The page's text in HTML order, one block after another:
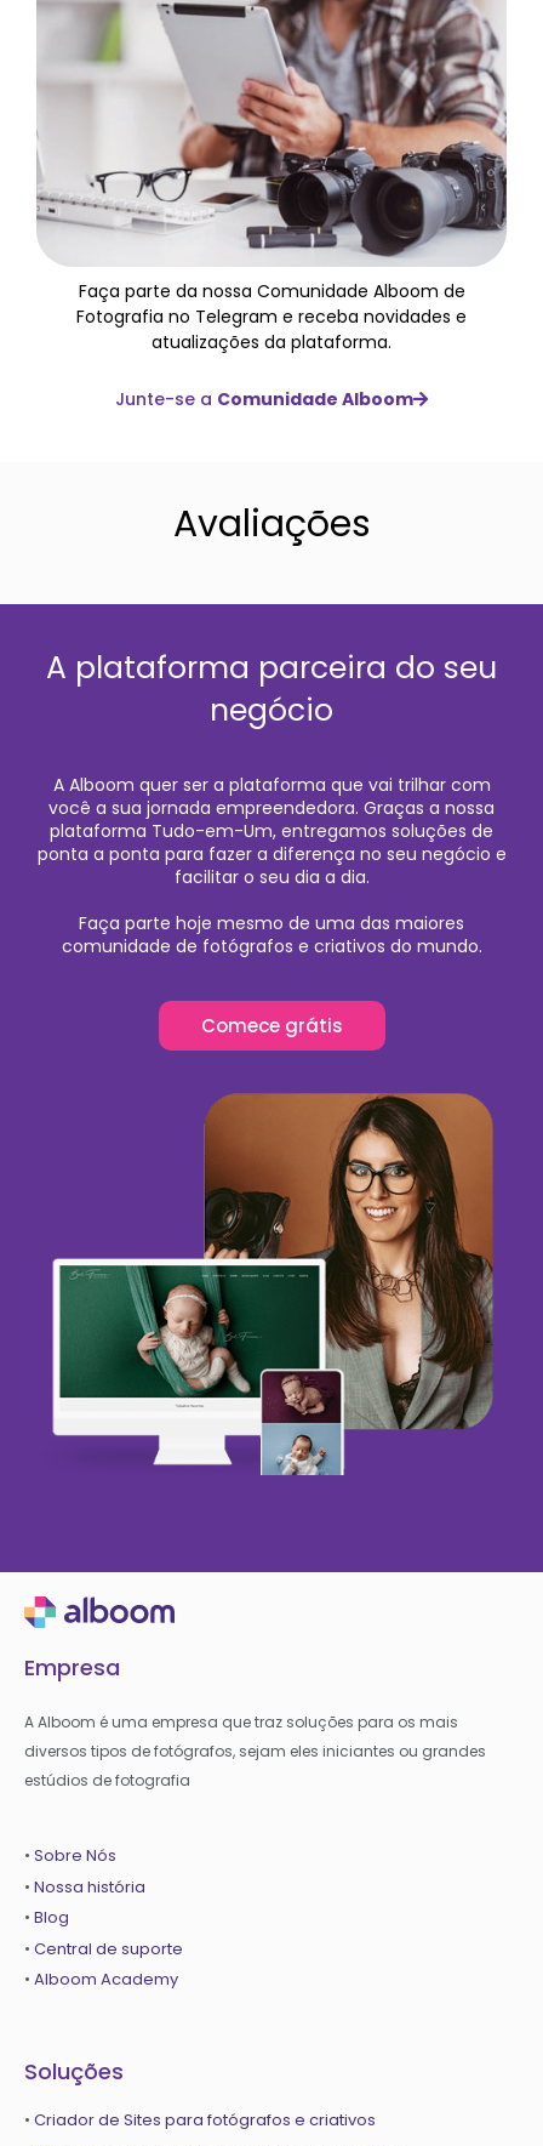
Faça parte da nossa Comunidade Alboom de
Fotografia no Telegram e receba novidades e
atualizações da plataforma.
Junte-se a Comunidade Alboom
Avaliações
A plataforma parceira do seu
negócio
A Alboom quer ser a plataforma que vai trilhar com
você a sua jornada empreendedora. Graças a nossa
plataforma Tudo-em-Um, entregamos soluções de
ponta a ponta para fazer a diferença no seu negócio e
facilitar o seu dia a dia.
Faça parte hoje mesmo de uma das maiores
comunidade de fotógrafos e criativos do mundo.
Comece grátis
Empresa
A Alboom é uma empresa que traz soluções para os mais
diversos tipos de fotógrafos, sejam eles iniciantes ou grandes
estúdios de fotografia
• Sobre Nós
• Nossa história
• Blog
• Central de suporte
• Alboom Academy
Soluções
• Criador de Sites para fotógrafos e criativos